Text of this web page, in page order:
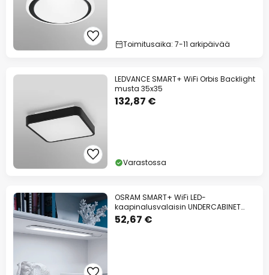
Toimitusaika: 7-11 arkipäivää
LEDVANCE SMART+ WiFi Orbis Backlight
musta 35x35
132,87 €
Varastossa
OSRAM SMART+ WiFi LED-
kaapinalusvalaisin UNDERCABINET
laajennus
52,67 €